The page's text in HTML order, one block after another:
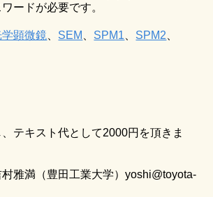
ードが必要です。
学顕微鏡 SEM SPM1 SPM2
テキスト代として2000円を頂きま
雅満（豊田工業大学）yoshi@toyota-